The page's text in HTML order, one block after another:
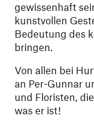
gewissenhaft
kunstvollen
Bedeutung des
bringen.
Von allen bei
an Per-Gunnar
und Floristen,
was er ist!